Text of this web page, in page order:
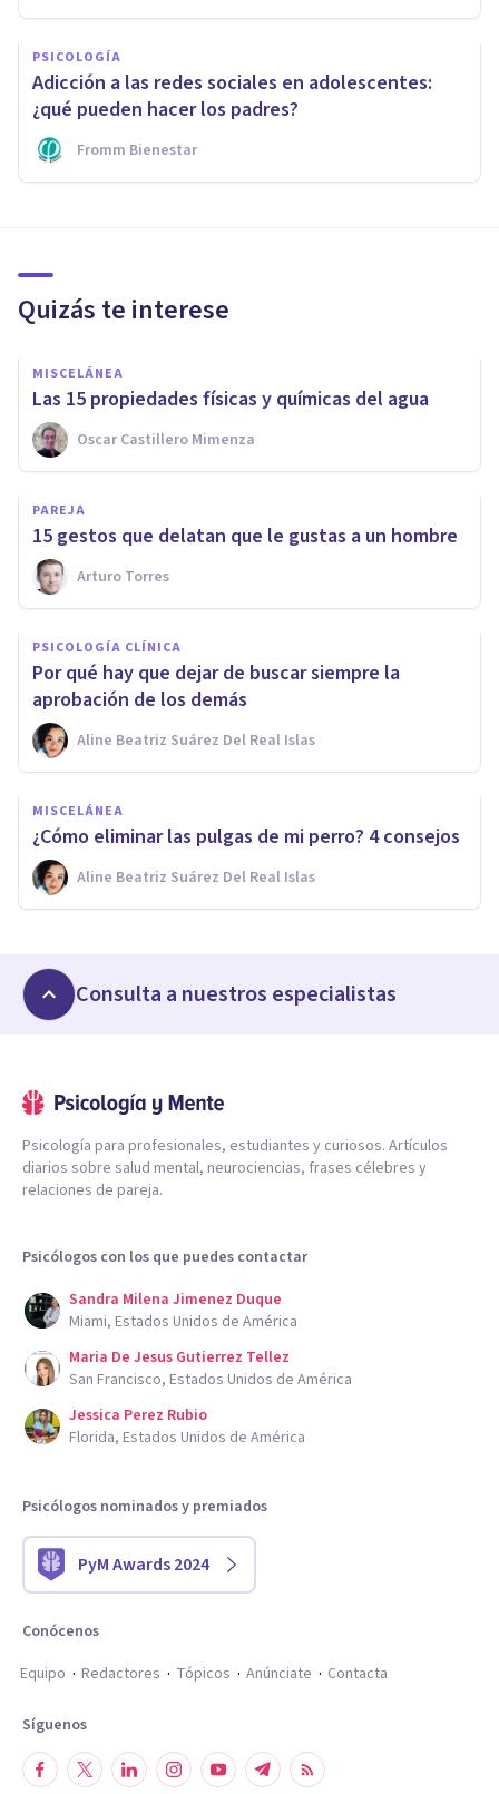
PSICOLOGÍA
Adicción a las redes sociales en adolescentes:
¿qué pueden hacer los padres?
Fromm Bienestar
Quizás te interese
MISCELÁNEA
Las 15 propiedades físicas y químicas del agua
Oscar Castillero Mimenza
PAREJA
15 gestos que delatan que le gustas a un hombre
Arturo Torres
PSICOLOGÍA CLÍNICA
Por qué hay que dejar de buscar siempre la
aprobación de los demás
Aline Beatriz Suárez Del Real Islas
MISCELÁNEA
¿Cómo eliminar las pulgas de mi perro? 4 consejos
Aline Beatriz Suárez Del Real Islas
Consulta a nuestros especialistas
Psicología para profesionales, estudiantes y curiosos. Artículos
diarios sobre salud mental, neurociencias, frases célebres y
relaciones de pareja.
Psicólogos con los que puedes contactar
Sandra Milena Jimenez Duque
Miami, Estados Unidos de América
Maria De Jesus Gutierrez Tellez
San Francisco, Estados Unidos de América
Jessica Perez Rubio
Florida, Estados Unidos de América
Psicólogos nominados y premiados
PyM Awards 2024
Conócenos
Equipo
Redactores Tópicos Anúnciate Contacta
Síguenos